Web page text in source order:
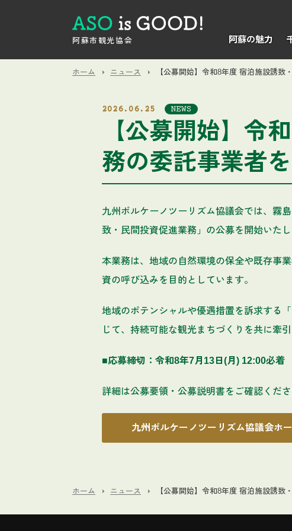
阿蘇市観光協会 阿蘇の魅力
ホーム ニュース 【公募開始】令和8年度 宿泊施設誘致
2026.06.25 NEWS
【公募開始】令
務の委託事業者を
九州ボルケーノツーリズム協議会では、霧
致・民間投資促進業務」の公募を開始いたし
本業務は、地域の自然環境の保全や既存事
資の呼び込みを目的としています。
地域のポテンシャルや優遇措置を訴求する
じて、持続可能な観光まちづくりを共に牽
■応募締切：令和8年7月13日(月) 12:00必着
詳細は公募要領・公募説明書をご確認くださ
九州ボルケーノツーリズム協議会ホ
ホーム ニュース 【公募開始】令和8年度 宿泊施設誘致